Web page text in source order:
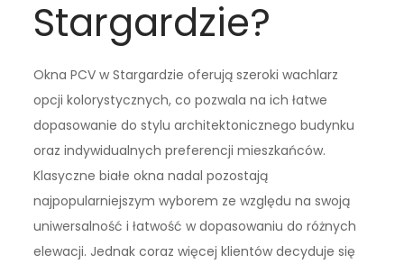
Stargardzie?
Okna PCV w Stargardzie oferują szeroki wachlarz
opcji kolorystycznych, co pozwala na ich łatwe
dopasowanie do stylu architektonicznego budynku
oraz indywidualnych preferencji mieszkańców.
Klasyczne białe okna nadal pozostają
najpopularniejszym wyborem ze względu na swoją
uniwersalność i łatwość w dopasowaniu do różnych
elewacji. Jednak coraz więcej klientów decyduje się